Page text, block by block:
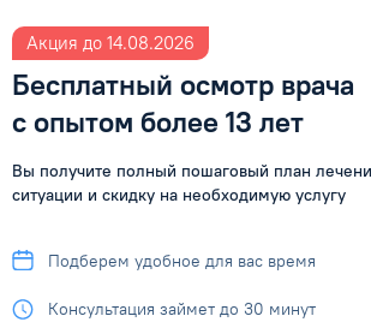
Акция до 14.08.2026
Бесплатный осмотр врача
с опытом более 13 лет
Вы получите полный пошаговый план
ситуации и скидку на необходимую услугу
Подберем удобное для вас время
Консультация займет до 30 минут